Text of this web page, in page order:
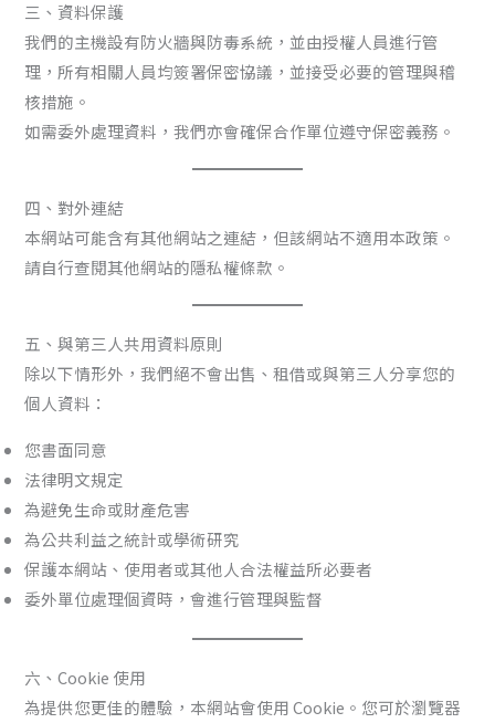
三、資料保護
我們的主機設有防火牆與防毒系統，並由授權人員進行管
理，所有相關人員均簽署保密協議，並接受必要的管理與稽
核措施。
如需委外處理資料，我們亦會確保合作單位遵守保密義務。
四、對外連結
本網站可能含有其他網站之連結，但該網站不適用本政策。
請自行查閱其他網站的隱私權條款。
五、與第三人共用資料原則
除以下情形外，我們絕不會出售、租借或與第三人分享您的
個人資料：
您書面同意
法律明文規定
為避免生命或財產危害
為公共利益之統計或學術研究
保護本網站、使用者或其他人合法權益所必要者
委外單位處理個資時，會進行管理與監督
六、Cookie 使用
為提供您更佳的體驗，本網站會使用 Cookie。您可於瀏覽器